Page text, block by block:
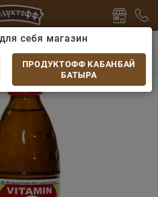
напитки
без сахара ст.бут.0,25л
себя магазин
ПРОДУКТОФФ КАБАНБАЙ
БАТЫРА